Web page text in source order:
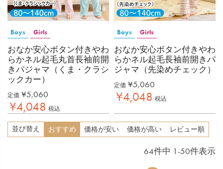
Boys Girls
おなか安心ボタン付きやわ
らかネル起毛丸首長袖前開
きパジャマ（くま・クラシ
ックカー）
定価 ¥5,060
¥4,048 税込
Boys Girls
おなか安心ボタン付きやわ
らかネル起毛長袖前開きパ
ジャマ（先染めチェック）
定価 ¥5,060
¥4,048 税込
並び替え おすすめ 価格が安い 価格が高い レビュー順
64件中 1 -50件表示